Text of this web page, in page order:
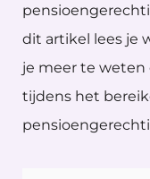
dit artikel lees je
je meer te
tijdens het